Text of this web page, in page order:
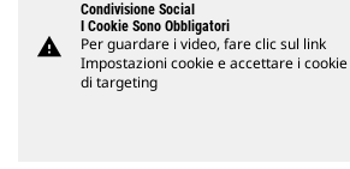
warning
Condivisione Social
I Cookie Sono Obbligatori
Per guardare i video, fare clic sul link
Impostazioni cookie e accettare i cookie
di targeting